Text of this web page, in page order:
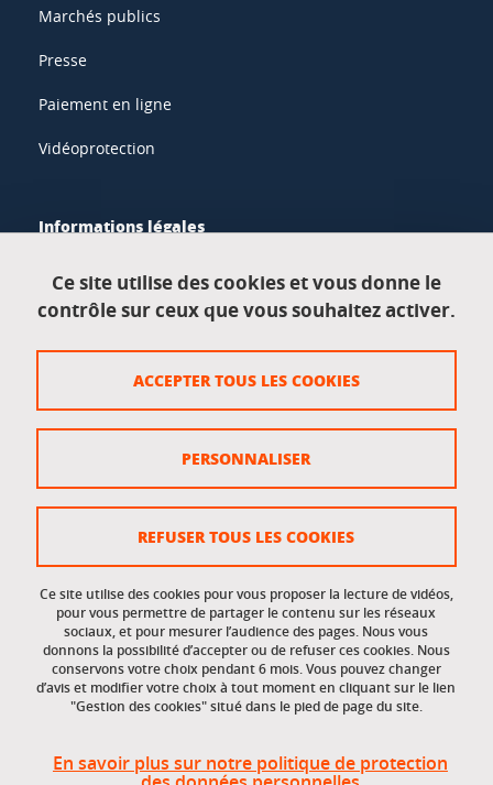
Marchés publics
Presse
Paiement en ligne
Vidéoprotection
Informations légales
Données personnelles
Crédits
Gestion des cookies
Accessibilité : non conforme
Accès réservés
Intranet des étudiants et des personnels
Ce site utilise des cookies et vous donne le
contrôle sur ceux que vous souhaitez activer.
Ce site utilise des cookies pour vous proposer la lecture de vidéos,
pour vous permettre de partager le contenu sur les réseaux
sociaux, et pour mesurer l’audience des pages. Nous vous
donnons la possibilité d’accepter ou de refuser ces cookies. Nous
conservons votre choix pendant 6 mois. Vous pouvez changer
d’avis et modifier votre choix à tout moment en cliquant sur le lien
"Gestion des cookies" situé dans le pied de page du site.
En savoir plus sur notre politique de protection
ACCEPTER TOUS LES COOKIES
REFUSER TOUS LES COOKIES
PERSONNALISER